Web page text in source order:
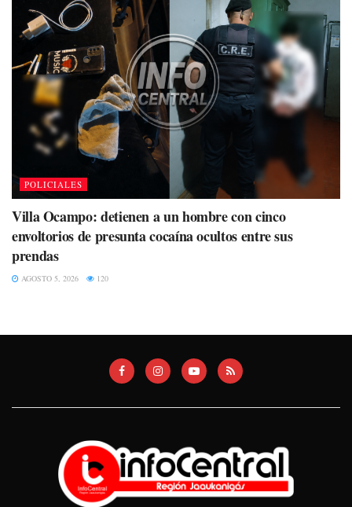
POLICIALES
Villa Ocampo: detienen a un hombre con cinco
envoltorios de presunta cocaína ocultos entre sus
prendas
AGOSTO 5, 2026 120